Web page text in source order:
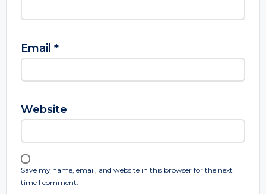
Email *
Website
Save my name, email, and website in this browser for the next
time I comment.